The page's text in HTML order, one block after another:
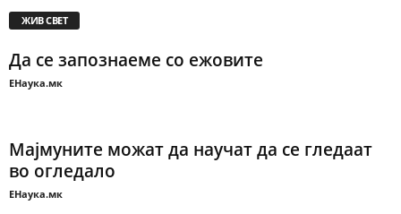
ЖИВ СВЕТ
Да се запознаеме со ежовите
ЕНаука.мк
Мајмуните можат да научат да се гледаат
во огледало
ЕНаука.мк